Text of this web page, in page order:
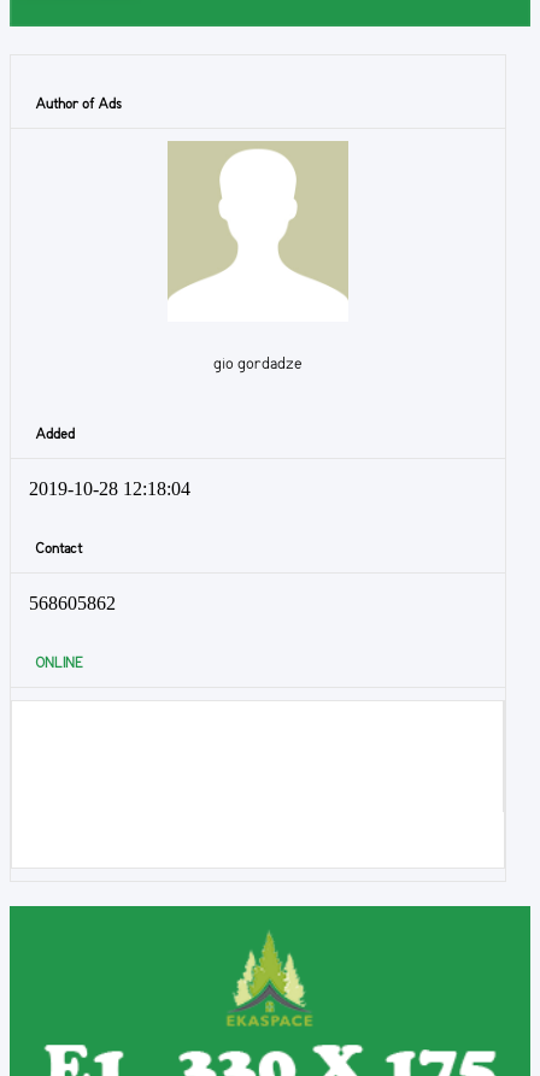
Author of Ads
gio gordadze
Added
2019-10-28 12:18:04
Contact
568605862
ONLINE